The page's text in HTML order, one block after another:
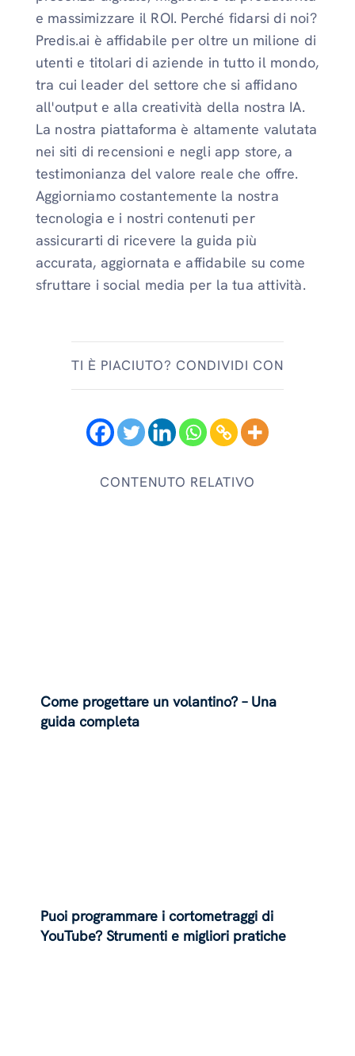
e massimizzare il ROI. Perché fidarsi di noi?
Predis.ai è affidabile per oltre un milione di
utenti e titolari di aziende in tutto il mondo,
tra cui leader del settore che si affidano
all'output e alla creatività della nostra IA.
La nostra piattaforma è altamente valutata
nei siti di recensioni e negli app store, a
testimonianza del valore reale che offre.
Aggiorniamo costantemente la nostra
tecnologia e i nostri contenuti per
assicurarti di ricevere la guida più
accurata, aggiornata e affidabile su come
sfruttare i social media per la tua attività.
TI È PIACIUTO? CONDIVIDI CON
CONTENUTO RELATIVO
Come progettare un volantino? – Una
guida completa
Puoi programmare i cortometraggi di
YouTube? Strumenti e migliori pratiche